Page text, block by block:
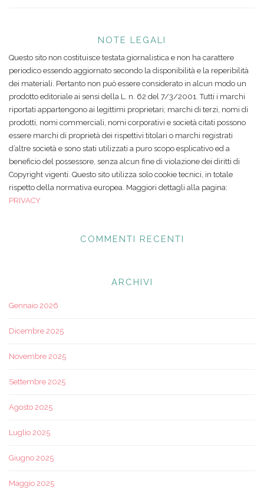
NOTE LEGALI
Questo sito non costituisce testata giornalistica e non ha carattere
periodico essendo aggiornato secondo la disponibilità e la reperibilità
dei materiali. Pertanto non può essere considerato in alcun modo un
prodotto editoriale ai sensi della L. n. 62 del 7/3/2001. Tutti i marchi
riportati appartengono ai legittimi proprietari; marchi di terzi, nomi di
prodotti, nomi commerciali, nomi corporativi e società citati possono
essere marchi di proprietà dei rispettivi titolari o marchi registrati
d’altre società e sono stati utilizzati a puro scopo esplicativo ed a
beneficio del possessore, senza alcun fine di violazione dei diritti di
Copyright vigenti. Questo sito utilizza solo cookie tecnici, in totale
rispetto della normativa europea. Maggiori dettagli alla pagina:
PRIVACY
COMMENTI RECENTI
ARCHIVI
Gennaio 2026
Dicembre 2025
Novembre 2025
Settembre 2025
Agosto 2025
Luglio 2025
Giugno 2025
Maggio 2025